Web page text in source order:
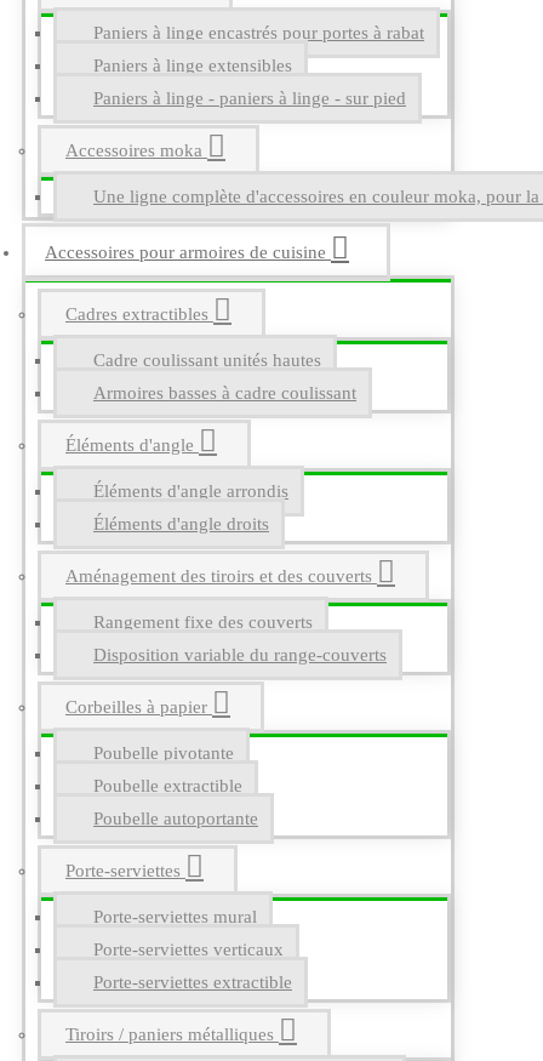
Paniers à linge encastrés pour portes à rabat
Paniers à linge extensibles
Paniers à linge - paniers à linge - sur pied
Accessoires moka
Une ligne complète d'accessoires en couleur moka, pour
Accessoires pour armoires de cuisine
Cadres extractibles
Cadre coulissant unités hautes
Armoires basses à cadre coulissant
Éléments d'angle
Éléments d'angle arrondis
Éléments d'angle droits
Aménagement des tiroirs et des couverts
Rangement fixe des couverts
Disposition variable du range-couverts
Corbeilles à papier
Poubelle pivotante
Poubelle extractible
Poubelle autoportante
Porte-serviettes
Porte-serviettes mural
Porte-serviettes verticaux
Porte-serviettes extractible
Tiroirs / paniers métalliques